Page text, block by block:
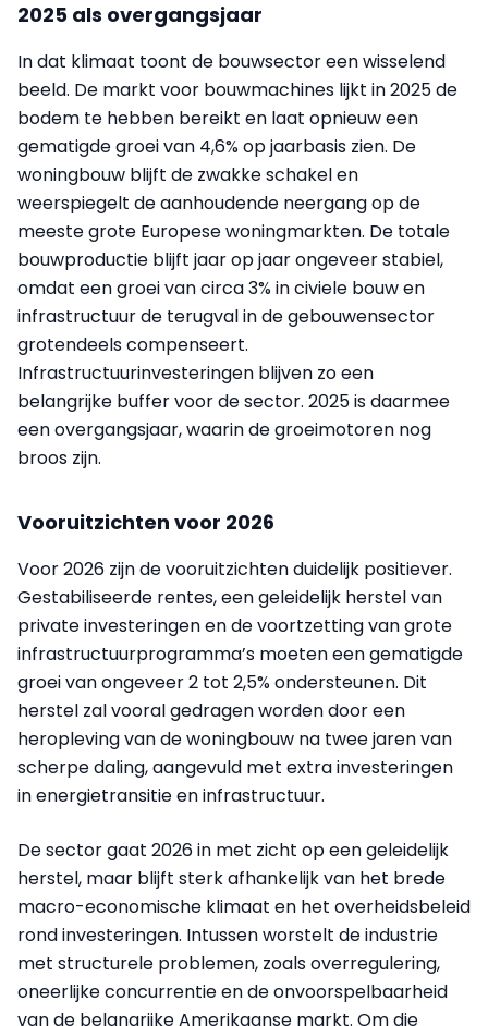
2025 als overgangsjaar
In dat klimaat toont de bouwsector een wisselend
beeld. De markt voor bouwmachines lijkt in 2025 de
bodem te hebben bereikt en laat opnieuw een
gematigde groei van 4,6% op jaarbasis zien. De
woningbouw blijft de zwakke schakel en
weerspiegelt de aanhoudende neergang op de
meeste grote Europese woningmarkten. De totale
bouwproductie blijft jaar op jaar ongeveer stabiel,
omdat een groei van circa 3% in civiele bouw en
infrastructuur de terugval in de gebouwensector
grotendeels compenseert.
Infrastructuurinvesteringen blijven zo een
belangrijke buffer voor de sector. 2025 is daarmee
een overgangsjaar, waarin de groeimotoren nog
broos zijn.
Vooruitzichten voor 2026
Voor 2026 zijn de vooruitzichten duidelijk positiever.
Gestabiliseerde rentes, een geleidelijk herstel van
private investeringen en de voortzetting van grote
infrastructuurprogramma’s moeten een gematigde
groei van ongeveer 2 tot 2,5% ondersteunen. Dit
herstel zal vooral gedragen worden door een
heropleving van de woningbouw na twee jaren van
scherpe daling, aangevuld met extra investeringen
in energietransitie en infrastructuur.
De sector gaat 2026 in met zicht op een geleidelijk
herstel, maar blijft sterk afhankelijk van het brede
macro-economische klimaat en het overheidsbeleid
rond investeringen. Intussen worstelt de industrie
met structurele problemen, zoals overregulering,
oneerlijke concurrentie en de onvoorspelbaarheid
van de belangrijke Amerikaanse markt. Om die